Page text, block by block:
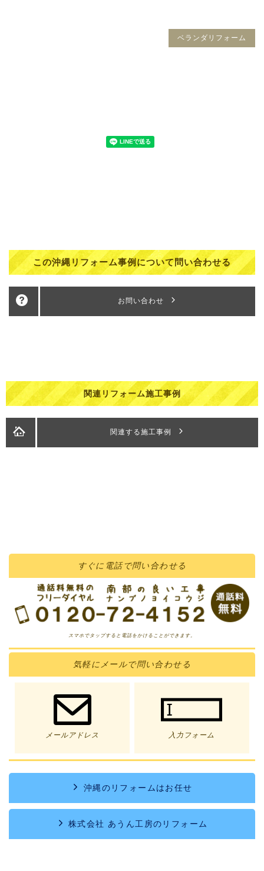
ベランダリフォーム
この沖縄リフォーム事例について問い合わせる
お問い合わせ
関連リフォーム施工事例
関連する施工事例
すぐに 電話で問い合わせる
スマホでタップすると電話をかけることができます。
気軽にメールで問い合わせる
メールアドレス 入力フォーム
沖縄のリフォームはお任せ
株式会社 あうん工房のリフォーム